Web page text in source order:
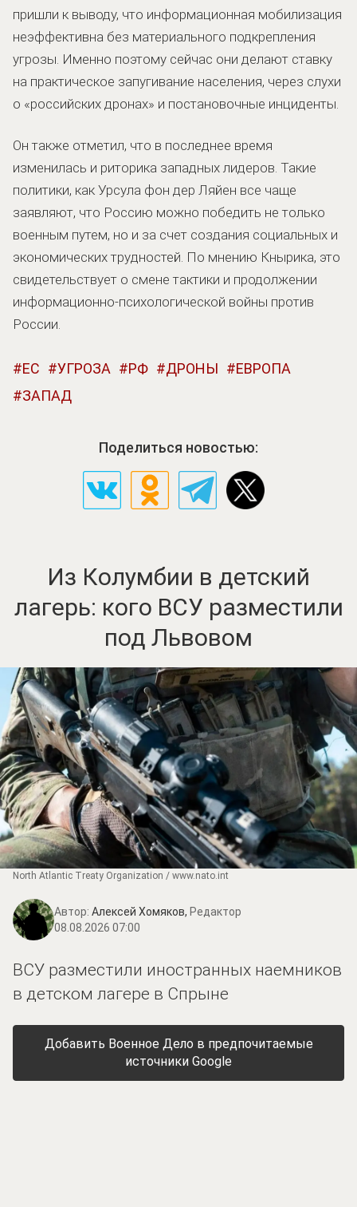
пришли к выводу, что информационная мобилизация
неэффективна без материального подкрепления
угрозы. Именно поэтому сейчас они делают ставку
на практическое запугивание населения, через слухи
о «российских дронах» и постановочные инциденты.
Он также отметил, что в последнее время
изменилась и риторика западных лидеров. Такие
политики, как Урсула фон дер Ляйен все чаще
заявляют, что Россию можно победить не только
военным путем, но и за счет создания социальных и
экономических трудностей. По мнению Кнырика, это
свидетельствует о смене тактики и продолжении
информационно-психологической войны против
России.
ЕС УГРОЗА РФ ДРОНЫ
ЕВРОПА
ЗАПАД
Поделиться новостью:
Из Колумбии в детский
лагерь: кого ВСУ разместили
под Львовом
North Atlantic Treaty Organization / www.nato.int
Автор: Алексей Хомяков, Редактор
08.08.2026 07:00
ВСУ разместили иностранных наемников
в детском лагере в Спрыне
Добавить Военное Дело в предпочитаемые
источники Google